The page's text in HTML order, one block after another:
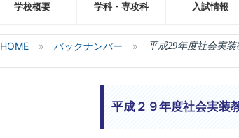
学校概要 学科・専攻科 入試情報
HOME バックナンバー 平成29年度社会実
平成２９年度社会実装